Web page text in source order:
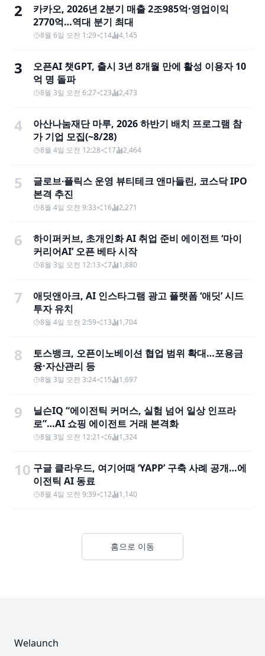
2
카카오, 2026년 2분기 매출 2조985억·영업이익
2770억…역대 분기 최대
8월 6일 오전 1:29 14 4,145
3
오픈AI 챗GPT, 출시 3년 8개월 만에 활성 이용자 10
억 명 돌파
8월 3일 오전 6:27 23 2,473
4
아산나눔재단 마루, 2026 하반기 배치 프로그램 참
가 기업 모집(~8/28)
8월 4일 오전 12:28 17 2,464
5
글로브∙플릭스 운영 뷰티테크 앤마들린, 코스닥 IPO
본격 추진
8월 4일 오전 9:33 16 2,271
6
하이퍼커브, 초개인화 AI 취업 준비 에이전트 ‘마이
커리어AI’ 오픈 베타 시작
8월 3일 오전 12:13 7 1,880
7
애딧앤아크, AI 인스타그램 광고 플랫폼 ‘애딧’ 시드
투자 유치
8월 4일 오전 2:59 13 1,704
8
토스뱅크, 오픈이노베이션 협업 범위 확대…포용금
융·자산관리 등
8월 3일 오전 3:24 15 1,697
9
닐슨IQ “에이전틱 커머스, 실험 넘어 일상 인프라
로”…AI 쇼핑 에이전트 거래 본격화
8월 3일 오전 12:21 6 1,324
10 구글 클라우드, 여기어때 ‘YAPP’ 구축 사례 공개…에
이전틱 AI 동료
8월 4일 오전 9:39 12 1,140
홈으로 이동
Welaunch